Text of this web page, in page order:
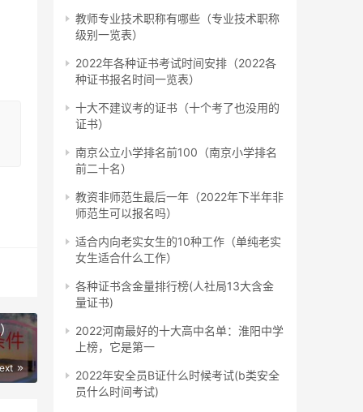
教师专业技术职称有哪些（专业技术职称
级别一览表）
2022年各种证书考试时间安排（2022各
种证书报名时间一览表）
十大不建议考的证书（十个考了也没用的
证书）
南京公立小学排名前100（南京小学排名
前二十名）
教资非师范生最后一年（2022年下半年非
师范生可以报名吗）
适合内向老实女生的10种工作（单纯老实
女生适合什么工作）
各种证书含金量排行榜(人社局13大含金
量证书)
2022河南最好的十大高中名单：淮阳中学
上榜，它是第一
2022年安全员B证什么时候考试(b类安全
员什么时间考试)